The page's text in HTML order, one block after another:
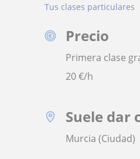
Tus clases particulares
Precio
Primera clase
20€/h
Suele dar
Murcia (Ciudad)